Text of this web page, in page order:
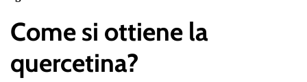
Come si ottiene la
quercetina?